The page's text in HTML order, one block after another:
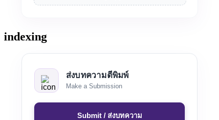
indexing
ส่งบทความตีพิมพ์
Make a Submission
Submit / ส่งบทความ